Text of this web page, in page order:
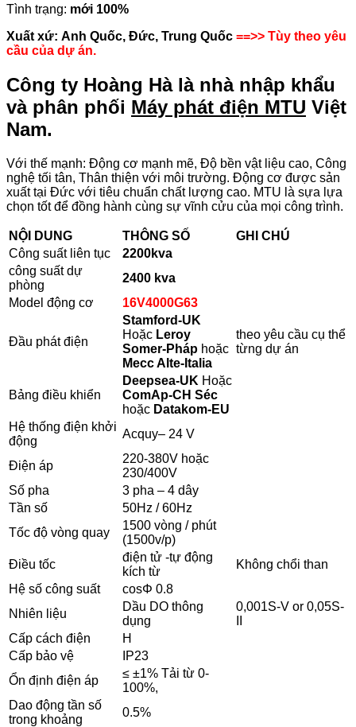
Tình trạng: mới 100%
Xuất xứ: Anh Quốc, Đức, Trung Quốc ==>> Tùy theo yêu
cầu của dự án.
Công ty Hoàng Hà là nhà nhập khẩu
và phân phối Máy phát điện MTU Việt
Nam.
Với thế mạnh: Động cơ mạnh mẽ, Độ bền vật liệu cao, Công
nghệ tối tân, Thân thiện với môi trường. Động cơ được sản
xuất tại Đức với tiêu chuẩn chất lượng cao. MTU là sựa lựa
chọn tốt để đồng hành cùng sự vĩnh cửu của mọi công trình.
NỘI DUNG THÔNG SỐ
GHI CHÚ
Công suất liên tục
2200kva
công suất dự
phòng
2400 kva
Model động cơ
16V4000G63
Đầu phát điện
Stamford-UK
Hoặc Leroy
Somer-Pháp hoặc
Mecc Alte-Italia
theo yêu cầu cụ thể
từng dự án
Bảng điều khiển
Deepsea-UK Hoặc
ComAp-CH Séc
hoặc Datakom-EU
Hệ thống điện khởi
động
Acquy– 24 V
Điện áp
220-380V hoặc
230/400V
Số pha
3 pha – 4 dây
Tần số
50Hz / 60Hz
Tốc độ vòng quay
1500 vòng / phút
(1500v/p)
Điều tốc
điện tử -tự động
kích từ
Không chổi than
Hệ số công suất
cosΦ 0.8
Nhiên liệu
Dầu DO thông
dụng
0,001S-V or 0,05S-
Cấp cách điện
H
Cấp bảo vệ
IP23
Ổn định điện áp
≤ ±1% Tải từ 0-
100%,
Dao động tần số
trong khoảng
0.5%